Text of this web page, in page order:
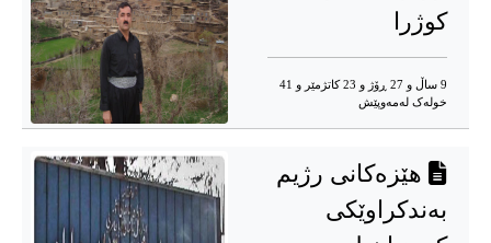
کوژرا
9 ساڵ و 27 ڕۆژ و 23 کاتژمێر و 41
خوله‌ک له‌مه‌وپێش‌
هێزەکانی رژیم
بەندکراوێکی